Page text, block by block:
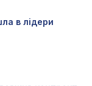
в лідери